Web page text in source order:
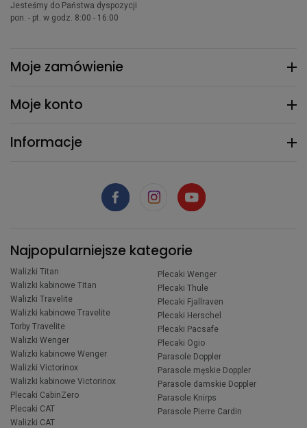
Moje zamówienie
Moje konto
Informacje
Jesteśmy do Państwa dyspozycji
pon. - pt. w godz. 8:00 - 16:00
Najpopularniejsze kategorie
Walizki Titan
Walizki kabinowe Titan
Walizki Travelite
Walizki kabinowe Travelite
Torby Travelite
Walizki Wenger
Walizki kabinowe Wenger
Walizki Victorinox
Walizki kabinowe Victorinox
Plecaki CabinZero
Plecaki CAT
Walizki CAT
Plecaki Wenger
Plecaki Thule
Plecaki Fjallraven
Plecaki Herschel
Plecaki Pacsafe
Plecaki Ogio
Parasole Doppler
Parasole męskie Doppler
Parasole damskie Doppler
Parasole Knirps
Parasole Pierre Cardin